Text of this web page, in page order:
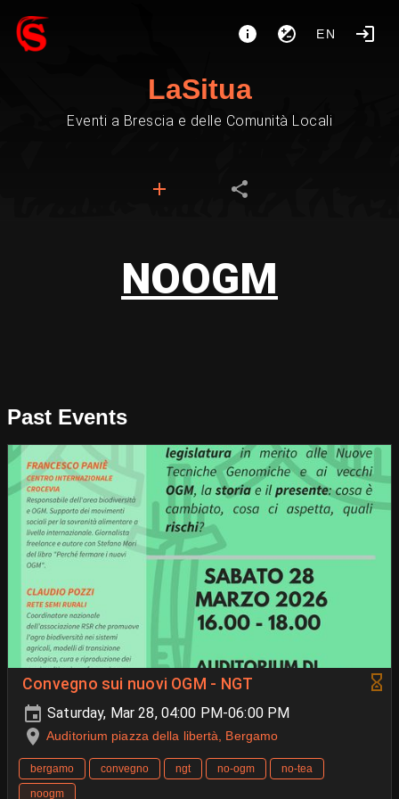
EN
LaSitua
Eventi a Brescia e delle Comunità Locali
NOOGM
Past Events
Convegno sui nuovi OGM - NGT
Saturday, Mar 28, 04:00 PM-06:00 PM
Auditorium piazza della libertà, Bergamo
bergamo convegno ngt no-ogm
no-tea
noogm